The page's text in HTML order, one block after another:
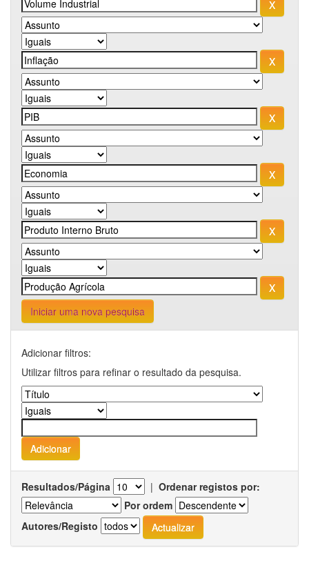
Iniciar uma nova pesquisa
Adicionar filtros:
Utilizar filtros para refinar o resultado da pesquisa.
Resultados/Página | Ordenar registos por:
Por ordem
Autores/Registo